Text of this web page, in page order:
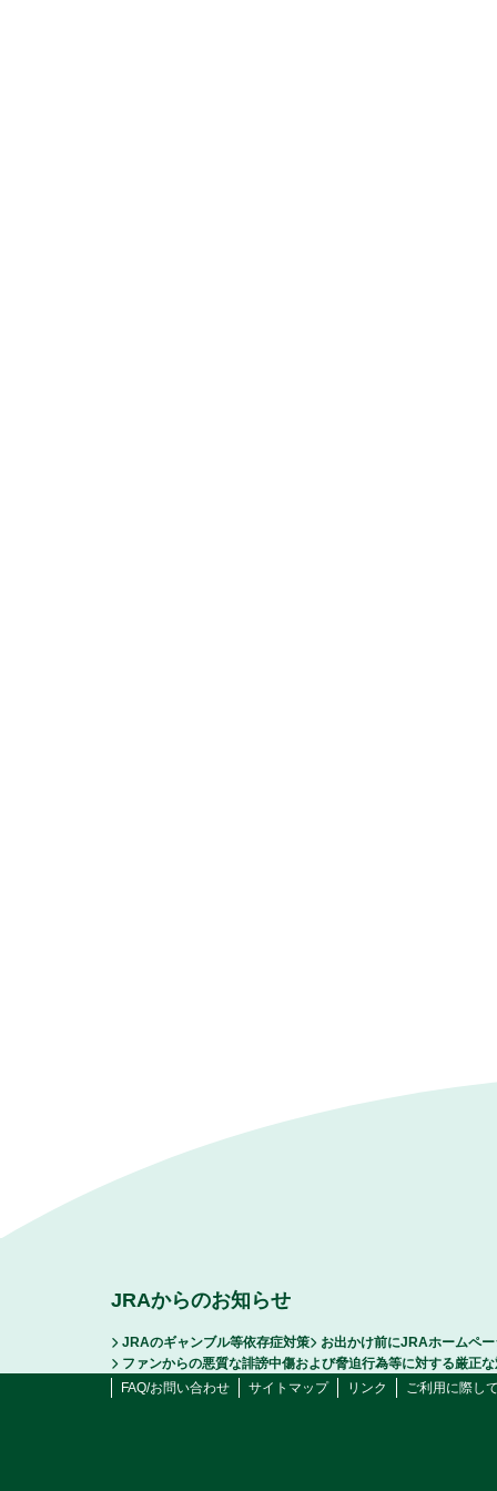
JRAからのお知らせ
JRAのギャンブル等依存症対策
お出かけ前にJRAホームペ
ファンからの悪質な誹謗中傷および脅迫行為等に対する厳正
FAQ/お問い合わせ
サイトマップ リンク ご利用に際し